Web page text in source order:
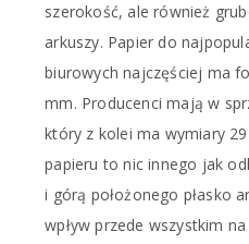
szerokość, ale również
arkuszy. Papier do
biurowych najczęściej ma
mm. Producenci mają w
który z kolei ma wymiary
papieru to nic innego jak
i górą położonego płasko
wpływ przede wszystkim